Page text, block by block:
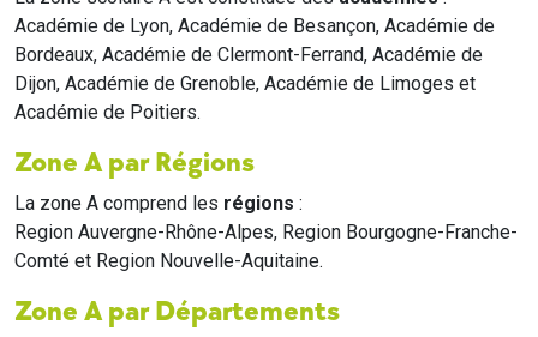
Académie de Lyon, Académie de Besançon, Académie de
Bordeaux, Académie de Clermont-Ferrand, Académie de
Dijon, Académie de Grenoble, Académie de Limoges et
Académie de Poitiers.
Zone A par Régions
La zone A comprend les régions :
Region Auvergne-Rhône-Alpes, Region Bourgogne-Franche-
Comté et Region Nouvelle-Aquitaine.
Zone A par Départements